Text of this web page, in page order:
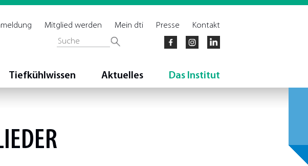
Kontakt
Presse
Mein dti
Mitglied werden
Tiefkühlwissen Aktuelles Das Institut